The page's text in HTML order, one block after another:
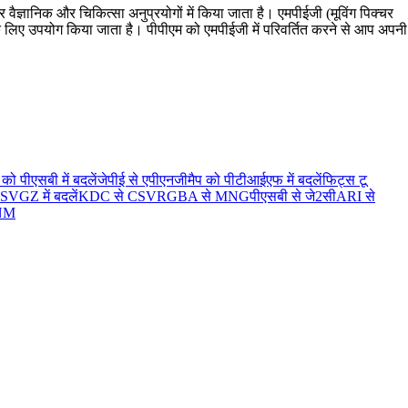
और चिकित्सा अनुप्रयोगों में किया जाता है। एमपीईजी (मूविंग पिक्चर
उपयोग किया जाता है। पीपीएम को एमपीईजी में परिवर्तित करने से आप अपनी
पीएसबी में बदलेंजेपीई से एपीएनजीमैप को पीटीआईएफ में बदलेंफिट्स टू
में बदलेंKDC से CSVRGBA से MNGपीएसबी से जे2सीARI से